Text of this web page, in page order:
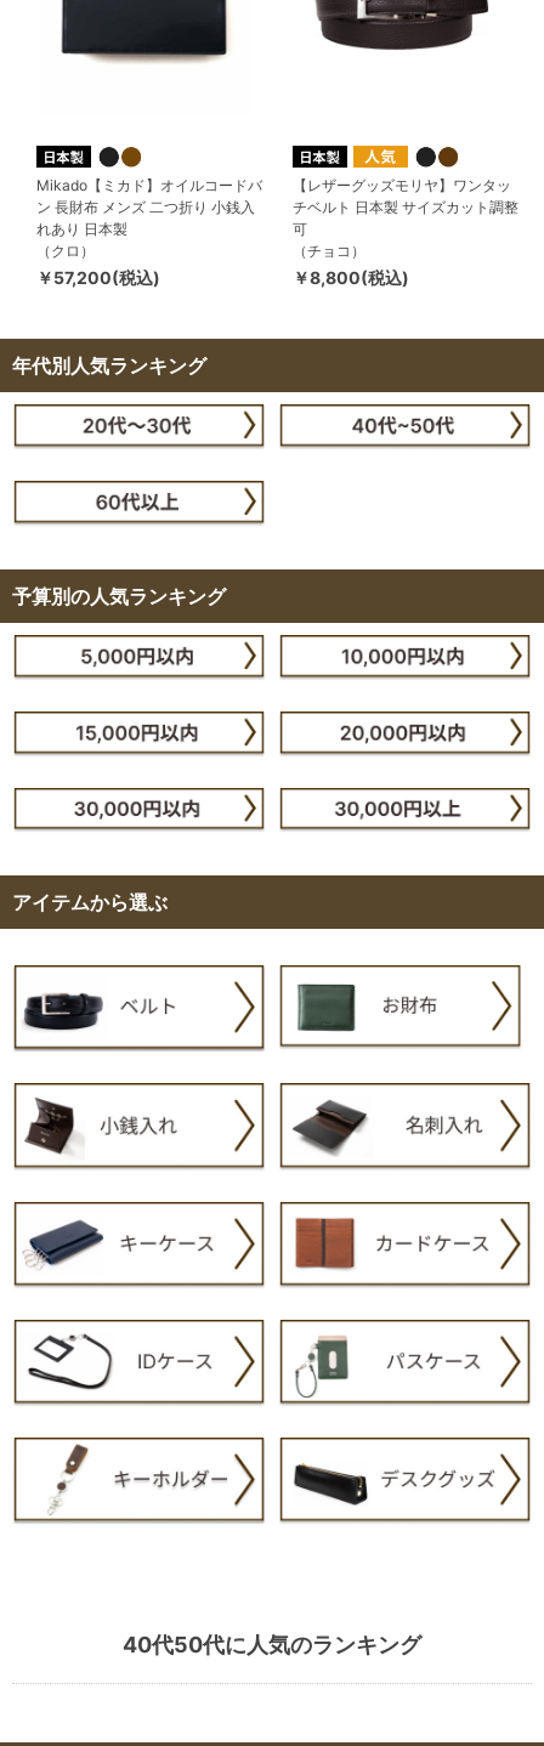
Mikado【ミカド】オイルコードバ
ン 長財布 メンズ 二つ折り 小銭入
れあり 日本製
（クロ）
￥57,200(税込)
【レザーグッズモリヤ】ワンタッ
チベルト 日本製 サイズカット調整
可
（チョコ）
￥8,800(税込)
年代別人気ランキング
予算別の人気ランキング
アイテムから選ぶ
40代50代に人気のランキング